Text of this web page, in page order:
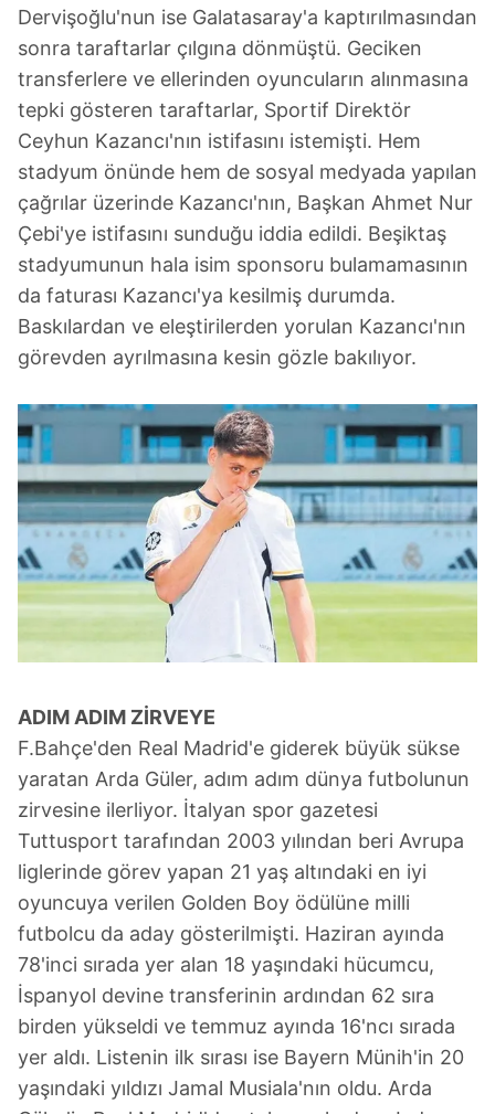
Dervişoğlu'nun ise Galatasaray'a kaptırılmasından
sonra taraftarlar çılgına dönmüştü. Geciken
transferlere ve ellerinden oyuncuların alınmasına
tepki gösteren taraftarlar, Sportif Direktör
Ceyhun Kazancı'nın istifasını istemişti. Hem
stadyum önünde hem de sosyal medyada yapılan
çağrılar üzerinde Kazancı'nın, Başkan Ahmet Nur
Çebi'ye istifasını sunduğu iddia edildi. Beşiktaş
stadyumunun hala isim sponsoru bulamamasının
da faturası Kazancı'ya kesilmiş durumda.
Baskılardan ve eleştirilerden yorulan Kazancı'nın
görevden ayrılmasına kesin gözle bakılıyor.
ADIM ADIM ZİRVEYE
F.Bahçe'den Real Madrid'e giderek büyük sükse
yaratan Arda Güler, adım adım dünya futbolunun
zirvesine ilerliyor. İtalyan spor gazetesi
Tuttusport tarafından 2003 yılından beri Avrupa
liglerinde görev yapan 21 yaş altındaki en iyi
oyuncuya verilen Golden Boy ödülüne milli
futbolcu da aday gösterilmişti. Haziran ayında
78'inci sırada yer alan 18 yaşındaki hücumcu,
İspanyol devine transferinin ardından 62 sıra
birden yükseldi ve temmuz ayında 16'ncı sırada
yer aldı. Listenin ilk sırası ise Bayern Münih'in 20
yaşındaki yıldızı Jamal Musiala'nın oldu. Arda